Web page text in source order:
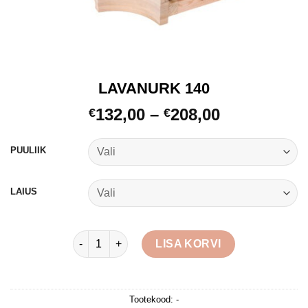
LAVANURK 140
€132,00 – €208,00
€208,00
PUULIIK
LAIUS
LAVANURK 140 kogus
LISA KORVI
Tootekood: -